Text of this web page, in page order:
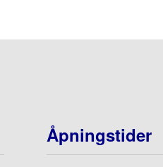
Åpningstider